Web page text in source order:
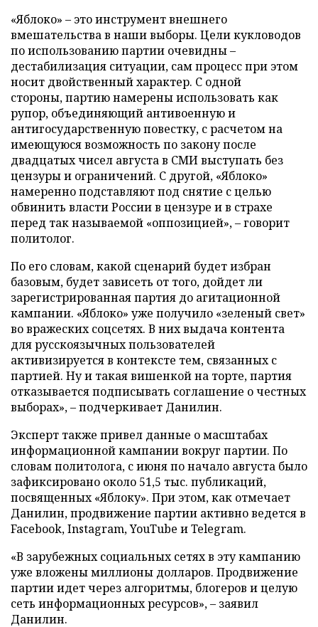
«Яблоко» – это инструмент внешнего
вмешательства в наши выборы. Цели кукловодов
по использованию партии очевидны –
дестабилизация ситуации, сам процесс при этом
носит двойственный характер. С одной
стороны, партию намерены использовать как
рупор, объединяющий антивоенную и
антигосударственную повестку, с расчетом на
имеющуюся возможность по закону после
двадцатых чисел августа в СМИ выступать без
цензуры и ограничений. С другой, «Яблоко»
намеренно подставляют под снятие с целью
обвинить власти России в цензуре и в страхе
перед так называемой «оппозицией», – говорит
политолог.
По его словам, какой сценарий будет избран
базовым, будет зависеть от того, дойдет ли
зарегистрированная партия до агитационной
кампании. «Яблоко» уже получило «зеленый свет»
во вражеских соцсетях. В них выдача контента
для русскоязычных пользователей
активизируется в контексте тем, связанных с
партией. Ну и такая вишенкой на торте, партия
отказывается подписывать соглашение о честных
выборах», – подчеркивает Данилин.
Эксперт также привел данные о масштабах
информационной кампании вокруг партии. По
словам политолога, с июня по начало августа было
зафиксировано около 51,5 тыс. публикаций,
посвященных «Яблоку». При этом, как отмечает
Данилин, продвижение партии активно ведется в
Facebook, Instagram, YouTube и Telegram.
«В зарубежных социальных сетях в эту кампанию
уже вложены миллионы долларов. Продвижение
партии идет через алгоритмы, блогеров и целую
сеть информационных ресурсов», – заявил
Данилин.